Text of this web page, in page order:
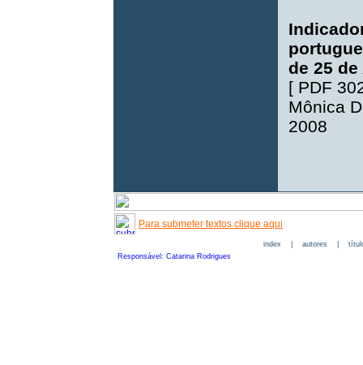
de 25
[ PDF
Mônica
2008
Para submeter textos clique aqui
index| autores|